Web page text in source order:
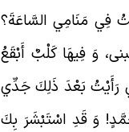
فِي مَنَامِي السَّاعَةَ؟
وَ فِيهَا كَلْبٌ أَبْقَعُ
رَأَيْتُ بَعْدَ ذَلِكَ جَدِّي
وَ قَدِ اسْتَبْشَرَ بِكَ